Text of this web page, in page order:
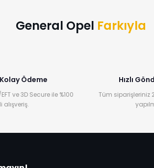
General Opel Farkıyla
Ödeme
ve 3D Secure ile %100
alışveriş.
Hızlı
Tüm siparişleriniz